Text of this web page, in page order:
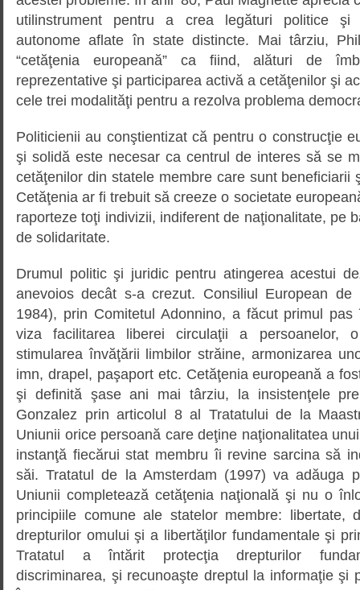
utilinstrument pentru a crea legături politice şi
autonome aflate în state distincte. Mai târziu,
“cetăţenia europeană” ca fiind, alături de
reprezentative şi participarea activă a cetăţenilor şi
cele trei modalităţi pentru a rezolva problema
Politicienii au conştientizat că pentru o construcţie
şi solidă este necesar ca centrul de interes să se
cetăţenilor din statele membre care sunt beneficiarii
Cetăţenia ar fi trebuit să creeze o societate
raporteze toţi indivizii, indiferent de naţionalitate, pe
de solidaritate.
Drumul politic şi juridic pentru atingerea acestui
anevoios decât s-a crezut. Consiliul European de
1984), prin Comitetul Adonnino, a făcut primul
viza facilitarea liberei circulaţii a persoanelor,
stimularea învăţării limbilor străine, armonizarea
imn, drapel, paşaport etc. Cetăţenia europeană a
şi definită şase ani mai târziu, la insistenţele
Gonzalez prin articolul 8 al Tratatului de la
Uniunii orice persoană care deţine naţionalitatea
instanţă fiecărui stat membru îi revine sarcina să
săi. Tratatul de la Amsterdam (1997) va adăuga
Uniunii completează cetăţenia naţională şi nu o
principiile comune ale statelor membre: libertate,
drepturilor omului şi a libertăţilor fundamentale şi
Tratatul a întărit protecţia drepturilor
discriminarea, şi recunoaşte dreptul la informaţie şi